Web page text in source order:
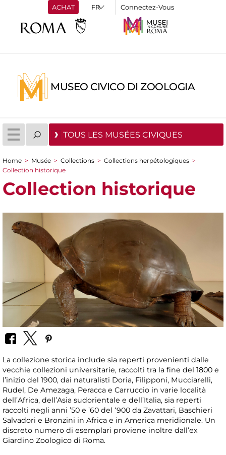
ACHAT Connectez-Vous
MUSEO CIVICO DI ZOOLOGIA
TOUS LES MUSÉES CIVIQUES
You are here
Home > Musée > Collections > Collections herpétologiques >
Collection historique
Collection historique
La collezione storica include sia reperti provenienti dalle
vecchie collezioni universitarie, raccolti tra la fine del 1800 e
l’inizio del 1900, dai naturalisti Doria, Filipponi, Mucciarelli,
Rudel, De Amezaga, Peracca e Carruccio in varie località
dell’Africa, dell’Asia sudorientale e dell’Italia, sia reperti
raccolti negli anni ’50 e ’60 del ‘900 da Zavattari, Baschieri
Salvadori e Bronzini in Africa e in America meridionale. Un
discreto numero di esemplari proviene inoltre dall’ex
Giardino Zoologico di Roma.